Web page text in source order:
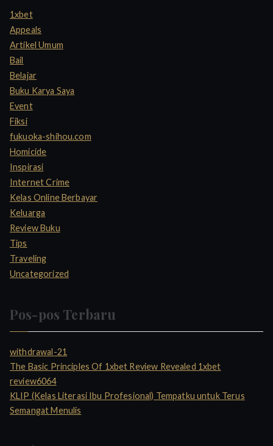
1xbet
Appeals
Artikel Umum
Bail
Belajar
Buku Karya Saya
Event
Fiksi
fukuoka-shihou.com
Homicide
Inspirasi
Internet Crime
Kelas Online Berbayar
Keluarga
Review Buku
Tips
Traveling
Uncategorized
Pos-pos Terbaru
withdrawal-21
The Basic Principles Of 1xbet Review Revealed 1xbet
review6064
KLIP (Kelas Literasi Ibu Profesional) Tempatku untuk Terus
Semangat Menulis